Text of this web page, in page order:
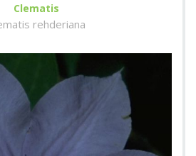
Clematis
rehderiana